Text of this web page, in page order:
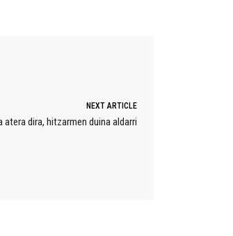
NEXT ARTICLE
dira, hitzarmen duina aldarri